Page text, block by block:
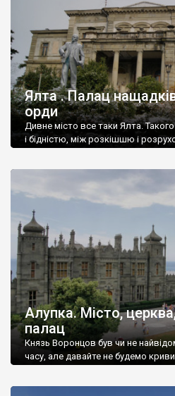
Ялта . Палац
орди
Дивне місто все таки Ялта.
і бідністю, між розкішшю і
Алупка. Місто,
палац
Князь Воронцов був чи не
часу, але давайте не будемо